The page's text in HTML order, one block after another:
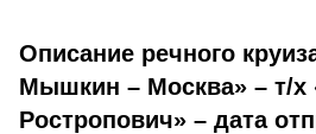
Описание речного
Мышкин – Москва» – т/х
Ростропович» – дата